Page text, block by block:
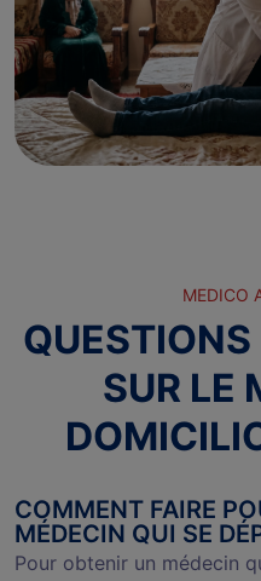
MEDICO
SUR LE
COMMENT FAIRE
MÉDECIN QUI SE
Pour obtenir un médecin